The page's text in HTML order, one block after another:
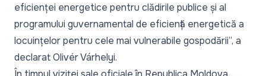
eficienței energetice pentru clădirile publice și al
programului guvernamental de eficiență energetică a
locuințelor pentru cele mai vulnerabile gospodării”, a
declarat Olivér Várhelyi.